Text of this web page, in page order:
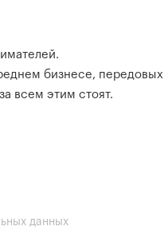
бизнесе, передовых
всем этим стоят.
данных